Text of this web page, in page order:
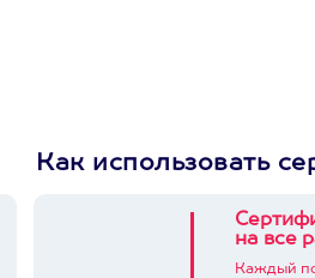
Как использовать
на все
Каждый